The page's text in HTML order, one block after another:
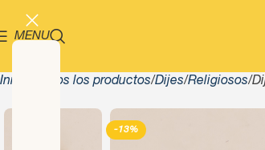
MENU
Inicio Todos los productos Dijes Religiosos
-13%